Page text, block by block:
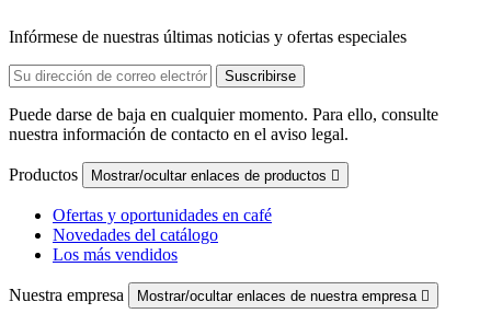
Infórmese de nuestras últimas noticias y ofertas especiales
Puede darse de baja en cualquier momento. Para ello, consulte
nuestra información de contacto en el aviso legal.
Productos Mostrar/ocultar enlaces de productos 
Ofertas y oportunidades en café
Novedades del catálogo
Los más vendidos
Nuestra empresa Mostrar/ocultar enlaces de nuestra empresa 